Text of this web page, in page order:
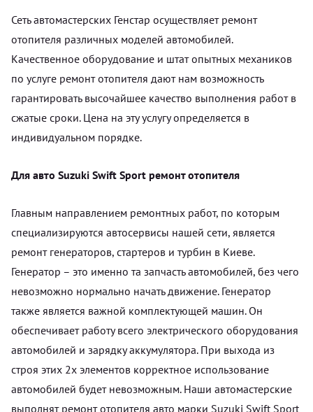
Сеть автомастерских Генстар осуществляет ремонт
отопителя различных моделей автомобилей.
Качественное оборудование и штат опытных механиков
по услуге ремонт отопителя дают нам возможность
гарантировать высочайшее качество выполнения работ в
сжатые сроки. Цена на эту услугу определяется в
индивидуальном порядке.
Для авто Suzuki Swift Sport ремонт отопителя
Главным направлением ремонтных работ, по которым
специализируются автосервисы нашей сети, является
ремонт генераторов, стартеров и турбин в Киеве.
Генератор – это именно та запчасть автомобилей, без чего
невозможно нормально начать движение. Генератор
также является важной комплектующей машин. Он
обеспечивает работу всего электрического оборудования
автомобилей и зарядку аккумулятора. При выхода из
строя этих 2х элементов корректное использование
автомобилей будет невозможным. Наши автомастерские
выполнят ремонт отопителя авто марки Suzuki Swift Sport